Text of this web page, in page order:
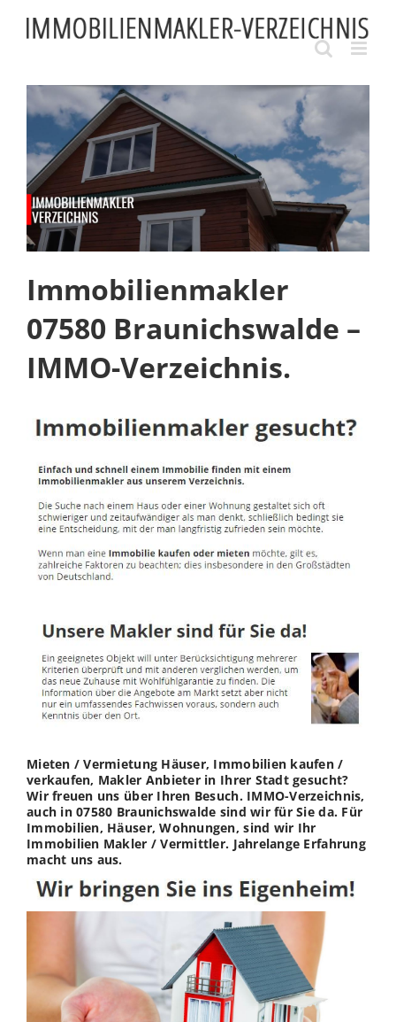
content
Immobilienmakler
07580 Braunichswalde –
IMMO-Verzeichnis.
Mieten / Vermietung Häuser, Immobilien kaufen /
verkaufen, Makler Anbieter in Ihrer Stadt gesucht?
Wir freuen uns über Ihren Besuch. IMMO-Verzeichnis,
auch in 07580 Braunichswalde sind wir für Sie da. Für
Immobilien, Häuser, Wohnungen, sind wir Ihr
Immobilien Makler / Vermittler. Jahrelange Erfahrung
macht uns aus.